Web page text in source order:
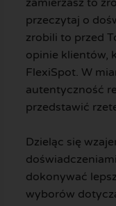
przeczytaj o
zrobili to przed
opinie klientów,
FlexiSpot. W
autentyczność
przedstawić
Dzieląc się
dokonywać
wyborów